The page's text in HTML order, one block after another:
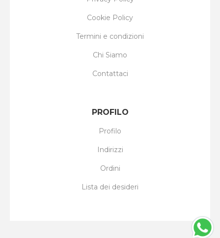
Cookie Policy
Termini e condizioni
Chi Siamo
Contattaci
PROFILO
Profilo
Indirizzi
Ordini
Lista dei desideri